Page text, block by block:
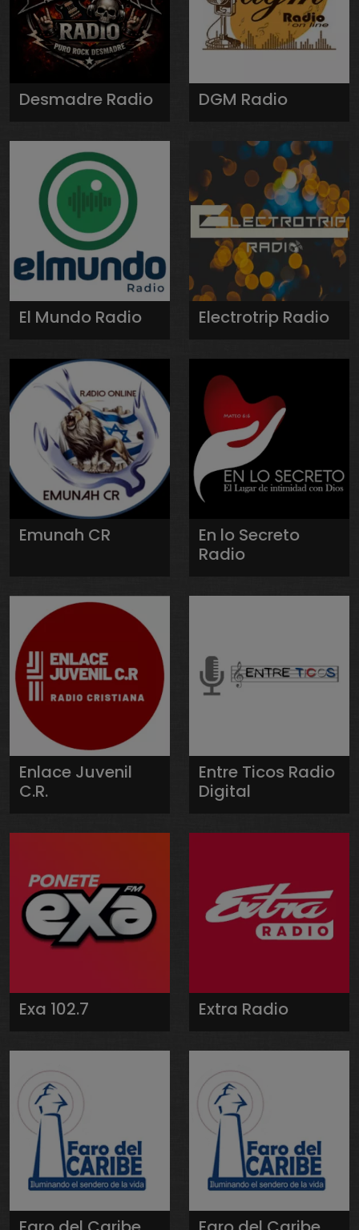
Desmadre Radio DGM Radio
El Mundo Radio Electrotrip Radio
Emunah CR
En lo Secreto
Radio
Enlace Juvenil
C.R.
Entre Ticos Radio
Digital
Exa 102.7 Extra Radio